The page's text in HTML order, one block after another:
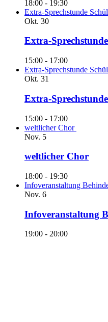
18:00 - 19:30
Extra-Sprechstunde
Okt. 30
Extra-
15:00 - 17:00
Extra-Sprechstunde
Okt. 31
Extra-
15:00 - 17:00
weltlicher Chor
Nov. 5
weltlicher Chor
18:00 - 19:30
Infoveranstaltung
Nov. 6
Infoveranstaltung
19:00 - 20:00